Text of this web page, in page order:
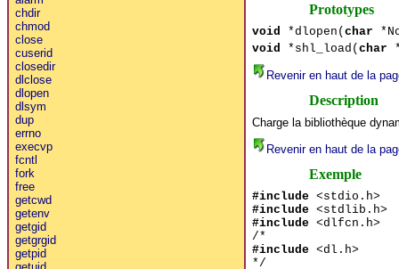
chdir
chmod
close
cuserid
closedir
dlclose
dlopen
dlsym
dup
errno
execvp
fcntl
fork
free
getcwd
getenv
getgid
getgrgid
getpid
Prototypes
void *dlopen(char
void
*shl_load(char
Revenir en haut de la
Description
Charge la bibliothèque
Revenir en haut de la
Exemple
#include<stdio.h>
#include<stdlib.h>
#include<dlfcn.h>
/*
#include<dl.h>
*/